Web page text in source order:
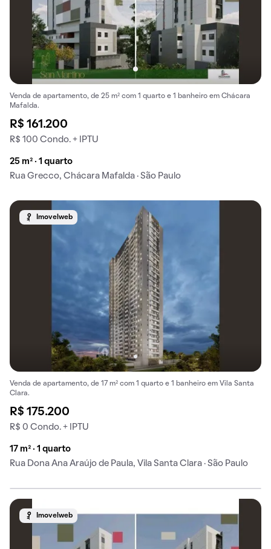
Venda de apartamento, de 25 m² com 1 quarto e 1 banheiro em Chácara
Mafalda.
R$ 161.200
R$ 100 Condo. + IPTU
25 m² · 1 quarto
Rua Grecco, Chácara Mafalda · São Paulo
Imovelweb
Venda de apartamento, de 17 m² com 1 quarto e 1 banheiro em Vila Santa
Clara.
R$ 175.200
R$ 0 Condo. + IPTU
17 m² · 1 quarto
Rua Dona Ana Araújo de Paula, Vila Santa Clara · São Paulo
Imovelweb